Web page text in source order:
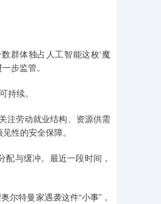
群体独占人工智能这枚‘魔
步监管。
持续。
注劳动就业结构、资源供需
性的安全保障。
与缓冲。最近一段时间，
尔特曼家遇袭这件“小事”，